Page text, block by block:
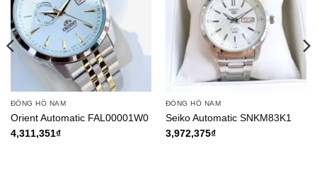
ĐỒNG HỒ NAM
Orient Automatic FAL00001W0
4,311,351₫
ĐỒNG HỒ NAM
Seiko Automatic SNKM83K1
3,972,375₫